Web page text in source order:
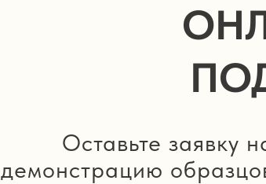
Оставьте заявку
демонстрацию